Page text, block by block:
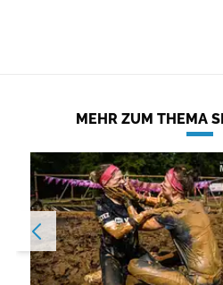
MEHR ZUM THEMA